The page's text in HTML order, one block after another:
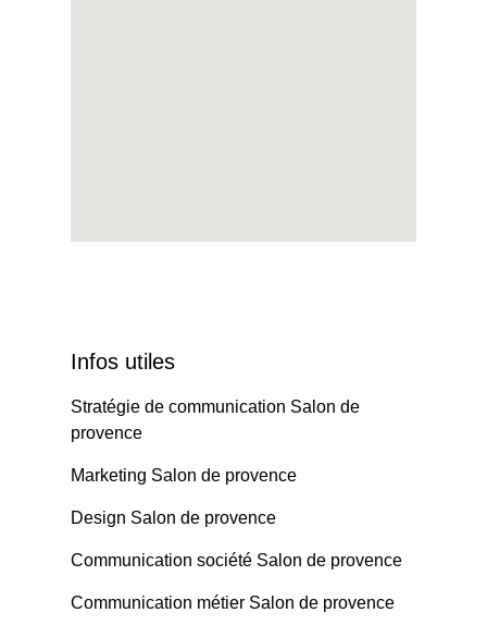
Infos utiles
Stratégie de communication Salon de
provence
Marketing Salon de provence
Design Salon de provence
Communication société Salon de provence
Communication métier Salon de provence